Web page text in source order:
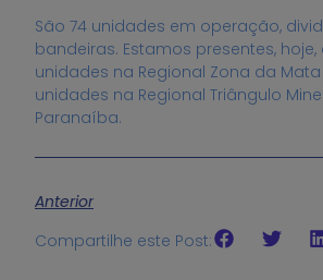
São 74 unidades em operação,
bandeiras. Estamos presentes,
unidades na Regional Zona da Mata
unidades na Regional Triângulo
Paranaíba.
Anterior
Compartilhe este Post: